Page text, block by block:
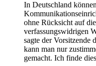
In Deutschland
ohne Rücksicht auf
verfassungswidrigen
sagte der Vorsitzende
kann man nur
gemacht. Ich finde